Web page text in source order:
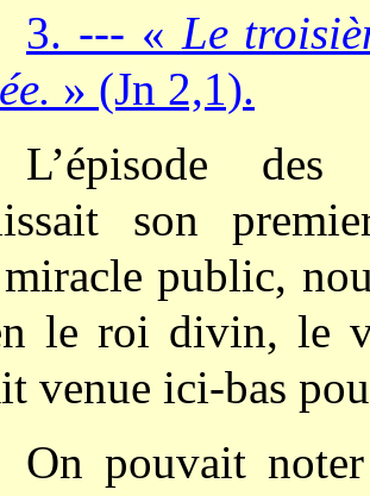
3. --- « Le
» (Jn 2,1).
L’épisode
son
public,
le roi divin, le
venue ici-bas
On pouvait